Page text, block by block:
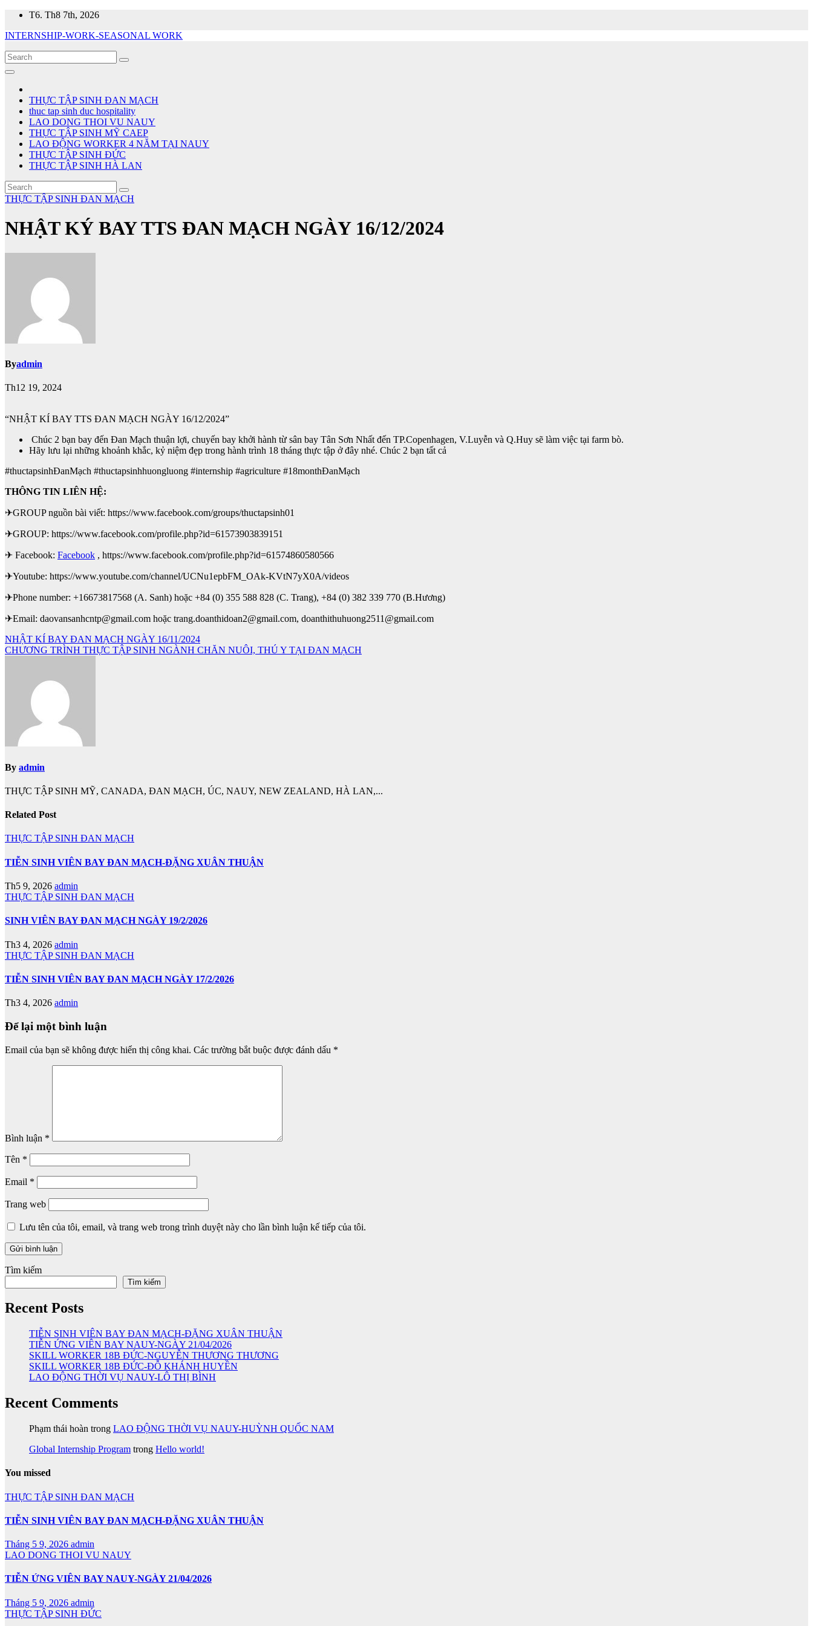
Skip
content
T6. Th8 7th, 2026
INTERNSHIP-WORK-SEASONAL WORK
THỰC TẬP SINH ĐAN MẠCH
thuc tap sinh duc hospitality
LAO DONG THOI VU NAUY
THỰC TẬP SINH MỸ CAEP
LAO ĐỘNG WORKER 4 NĂM TẠI NAUY
THỰC TẬP SINH ĐỨC
THỰC TẬP SINH HÀ LAN
THỰC TẬP SINH ĐAN MẠCH
NHẬT KÝ BAY TTS ĐAN MẠCH NGÀY 16/12/2024
Byadmin
Th12 19, 2024
“NHẬT KÍ BAY TTS ĐAN MẠCH NGÀY 16/12/2024”
Chúc 2 bạn bay đến Đan Mạch thuận lợi, chuyến bay khởi hành từ sân bay Tân Sơn Nhất đến TP.Copenhagen, V.Luyễn và Q.Huy sẽ làm việc tại farm bò.
Hãy lưu lại những khoảnh khắc, kỷ niệm đẹp trong hành trình 18 tháng thực tập ở đây nhé. Chúc 2 bạn tất cả
#thuctapsinhĐanMạch #thuctapsinhhuongluong #internship #agriculture #18monthĐanMạch
THÔNG TIN LIÊN HỆ:
✈GROUP nguồn bài viết: https://www.facebook.com/groups/thuctapsinh01
✈GROUP: https://www.facebook.com/profile.php?id=61573903839151
✈ Facebook: Facebook , https://www.facebook.com/profile.php?id=61574860580566
✈Youtube: https://www.youtube.com/channel/UCNu1epbFM_OAk-KVtN7yX0A/videos
✈Phone number: +16673817568 (A. Sanh) hoặc +84 (0) 355 588 828 (C. Trang), +84 (0) 382 339 770 (B.Hương)
✈Email: daovansanhcntp@gmail.com hoặc trang.doanthidoan2@gmail.com, doanthithuhuong2511@gmail.com
Điều
hướng
NHẬT KÍ BAY ĐAN MẠCH NGÀY 16/11/2024
CHƯƠNG TRÌNH THỰC TẬP SINH NGÀNH CHĂN NUÔI, THÚ Y TẠI ĐAN MẠCH
By admin
THỰC TẬP SINH MỸ, CANADA, ĐAN MẠCH, ÚC, NAUY, NEW ZEALAND, HÀ LAN,...
Related Post
THỰC TẬP SINH ĐAN MẠCH
TIỄN SINH VIÊN BAY ĐAN MẠCH-ĐẶNG XUÂN THUẬN
Th5 9, 2026 admin
THỰC TẬP SINH ĐAN MẠCH
SINH VIÊN BAY ĐAN MẠCH NGÀY 19/2/2026
Th3 4, 2026 admin
THỰC TẬP SINH ĐAN MẠCH
TIỄN SINH VIÊN BAY ĐAN MẠCH NGÀY 17/2/2026
Th3 4, 2026 admin
Để lại một bình luận
Email của bạn sẽ không được hiển thị công khai. Các trường bắt buộc được đánh dấu *
Bình luận *
Tên *
Email *
Trang web
Lưu tên của tôi, email, và trang web trong trình duyệt này cho lần bình luận kế tiếp của tôi.
Tìm kiếm
Tìm kiếm
Recent Posts
TIỄN SINH VIÊN BAY ĐAN MẠCH-ĐẶNG XUÂN THUẬN
TIỄN ỨNG VIÊN BAY NAUY-NGÀY 21/04/2026
SKILL WORKER 18B ĐỨC-NGUYỄN THƯƠNG THƯƠNG
SKILL WORKER 18B ĐỨC-ĐỖ KHÁNH HUYỀN
LAO ĐỘNG THỜI VỤ NAUY-LÔ THỊ BÌNH
Recent Comments
Phạm thái hoàn trong LAO ĐỘNG THỜI VỤ NAUY-HUỲNH QUỐC NAM
Global Internship Program trong Hello world!
You missed
THỰC TẬP SINH ĐAN MẠCH
TIỄN SINH VIÊN BAY ĐAN MẠCH-ĐẶNG XUÂN THUẬN
Tháng 5 9, 2026 admin
LAO DONG THOI VU NAUY
TIỄN ỨNG VIÊN BAY NAUY-NGÀY 21/04/2026
Tháng 5 9, 2026 admin
THỰC TẬP SINH ĐỨC